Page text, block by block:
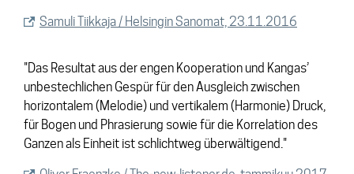
Samuli Tiikkaja / Helsingin Sanomat, 23.11.2016
"Das Resultat aus der engen Kooperation und Kangas’
unbestechlichen Gespür für den Ausgleich zwischen
horizontalem (Melodie) und vertikalem (Harmonie) Druck,
für Bogen und Phrasierung sowie für die Korrelation des
Ganzen als Einheit ist schlichtweg überwältigend."